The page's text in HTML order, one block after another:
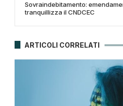
Sovraindebitamento:
tranquillizza il CNDCEC
ARTICOLI CORRELATI